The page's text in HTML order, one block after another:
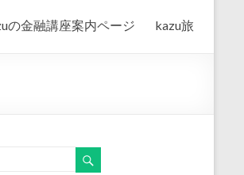
の金融講座案内ページ kazu旅